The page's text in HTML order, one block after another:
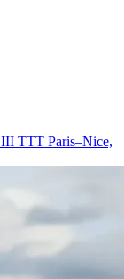
III TTT Paris–Nice,